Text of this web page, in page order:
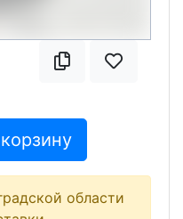
области